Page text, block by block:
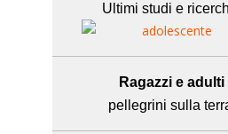
Ultimi studi e
Ragazzi e adulti
pellegrini sulla